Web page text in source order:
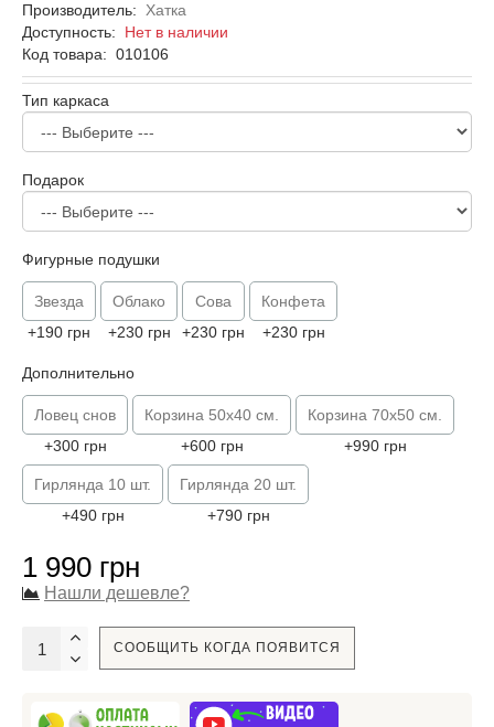
Производитель:
Хатка
Доступность: Нет в наличии
Код товара: 010106
Тип каркаса
Подарок
Фигурные подушки
Звезда
+190 грн
Облако
+230 грн
Сова
+230 грн
Конфета
+230 грн
Дополнительно
Ловец снов
+300 грн
Корзина 50х40 см.
+600 грн
Корзина 70х50 см.
+990 грн
Гирлянда 10 шт.
+490 грн
Гирлянда 20 шт.
+790 грн
1 990 грн
Нашли дешевле?
СООБЩИТЬ КОГДА ПОЯВИТСЯ